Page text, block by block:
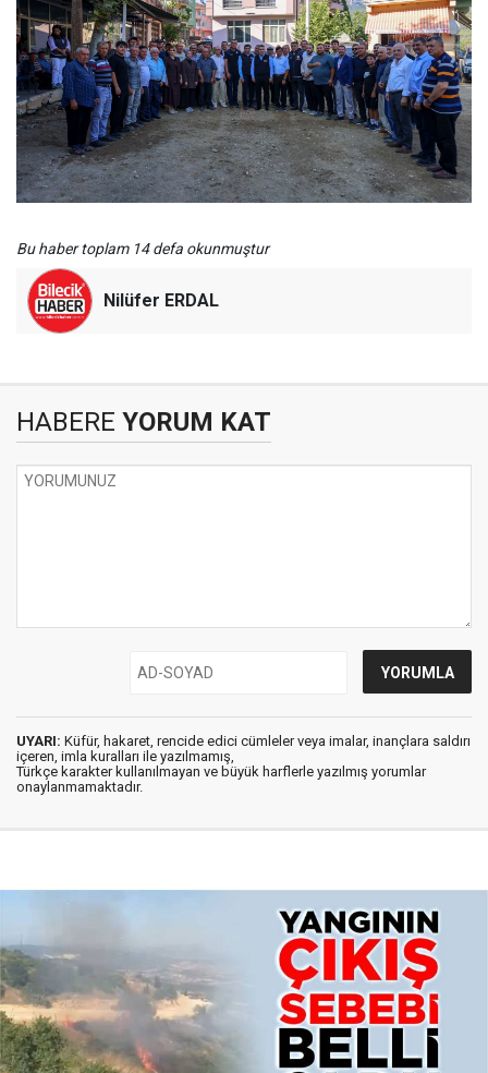
Bu haber toplam 14 defa okunmuştur
Nilüfer ERDAL
HABERE YORUM KAT
UYARI: Küfür, hakaret, rencide edici cümleler veya imalar, inançlara saldırı
içeren, imla kuralları ile yazılmamış,
Türkçe karakter kullanılmayan ve büyük harflerle yazılmış yorumlar
onaylanmamaktadır.